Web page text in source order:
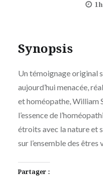
Synopsis
Un témoignage original
aujourd’hui menacée,
et homéopathe, William
l’essence de
étroits avec la nature et
sur l’ensemble des êtres
Partager :